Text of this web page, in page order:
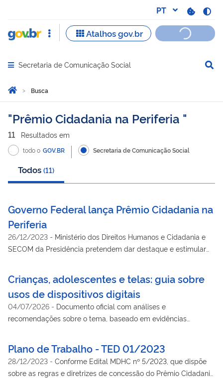
Abrir menu principal de navegação
Secretaria de Comunicação Social
Você está aqui:
Página Inicial
Busca
Busca
Prêmio Cidadania na Periferia
11 Resultados em
todo o GOV.BR Secretaria de Comunicação Social
Todos (11)
Governo Federal lança Prêmio Cidadania na
Periferia
26/12/2023 - Ministério dos Direitos Humanos e Cidadania e
SECOM da Presidência pretendem dar destaque e estimular
Crianças, adolescentes e telas: guia sobre
usos de dispositivos digitais
04/07/2026 - Documento oficial com análises e
recomendações sobre o tema, baseado em evidências
saudável.
Plano de Trabalho - TED 01/2023
28/12/2023 - Conforme Edital MDHC nº 5/2023, que dispõe
sobre as regras e diretrizes de concessão do Prêmio Cidadania